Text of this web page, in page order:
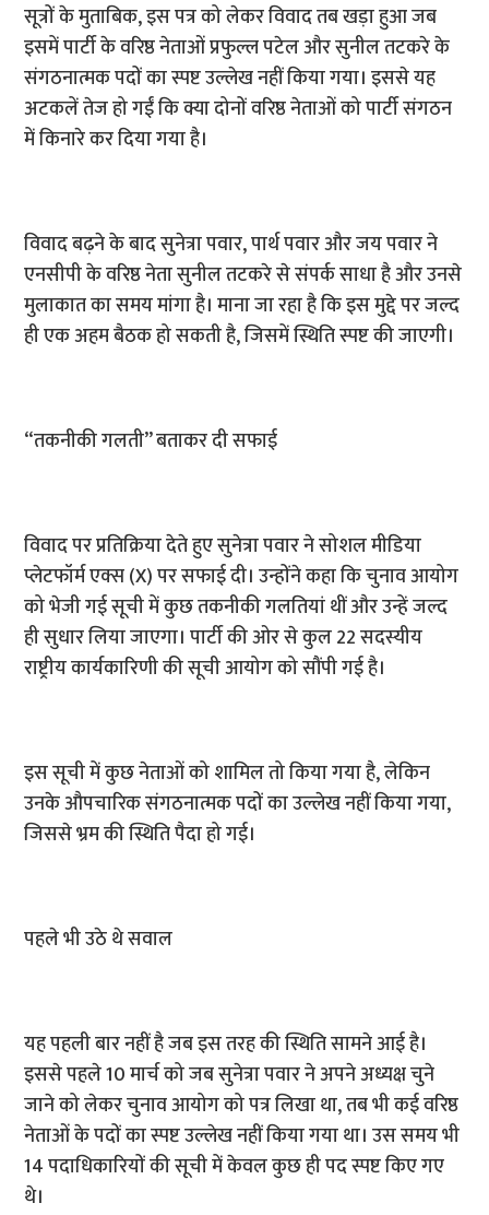
सूत्रों के मुताबिक, इस पत्र को लेकर विवाद तब खड़ा हुआ जब
इसमें पार्टी के वरिष्ठ नेताओं प्रफुल्ल पटेल और सुनील तटकरे के
संगठनात्मक पदों का स्पष्ट उल्लेख नहीं किया गया। इससे यह
अटकलें तेज हो गईं कि क्या दोनों वरिष्ठ नेताओं को पार्टी संगठन
में किनारे कर दिया गया है।
विवाद बढ़ने के बाद सुनेत्रा पवार, पार्थ पवार और जय पवार ने
एनसीपी के वरिष्ठ नेता सुनील तटकरे से संपर्क साधा है और उनसे
मुलाकात का समय मांगा है। माना जा रहा है कि इस मुद्दे पर जल्द
ही एक अहम बैठक हो सकती है, जिसमें स्थिति स्पष्ट की जाएगी।
“तकनीकी गलती” बताकर दी सफाई
विवाद पर प्रतिक्रिया देते हुए सुनेत्रा पवार ने सोशल मीडिया
प्लेटफॉर्म एक्स (X) पर सफाई दी। उन्होंने कहा कि चुनाव आयोग
को भेजी गई सूची में कुछ तकनीकी गलतियां थीं और उन्हें जल्द
ही सुधार लिया जाएगा। पार्टी की ओर से कुल 22 सदस्यीय
राष्ट्रीय कार्यकारिणी की सूची आयोग को सौंपी गई है।
इस सूची में कुछ नेताओं को शामिल तो किया गया है, लेकिन
उनके औपचारिक संगठनात्मक पदों का उल्लेख नहीं किया गया,
जिससे भ्रम की स्थिति पैदा हो गई।
पहले भी उठे थे सवाल
यह पहली बार नहीं है जब इस तरह की स्थिति सामने आई है।
इससे पहले 10 मार्च को जब सुनेत्रा पवार ने अपने अध्यक्ष चुने
जाने को लेकर चुनाव आयोग को पत्र लिखा था, तब भी कई वरिष्ठ
नेताओं के पदों का स्पष्ट उल्लेख नहीं किया गया था। उस समय भी
14 पदाधिकारियों की सूची में केवल कुछ ही पद स्पष्ट किए गए
थे।